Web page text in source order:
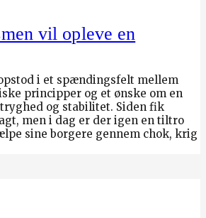
vil opleve en
i et spændingsfelt mellem
principper og et ønske om en
og stabilitet. Siden fik
men i dag er der igen en tiltro
sine borgere gennem chok, krig